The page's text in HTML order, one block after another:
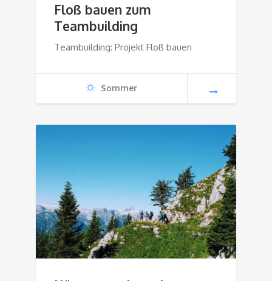
Floß bauen zum
Teambuilding
Teambuilding: Projekt Floß bauen
Sommer